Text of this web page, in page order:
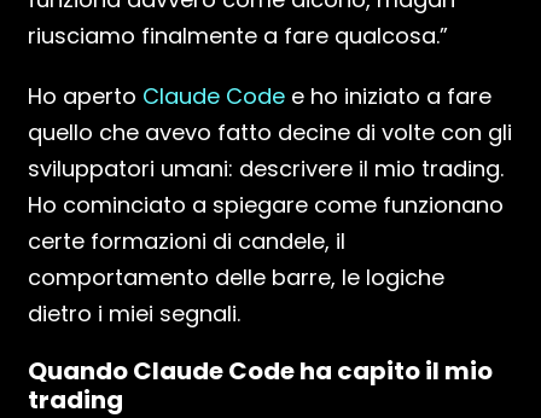
riusciamo finalmente a fare qualcosa.”
Ho aperto Claude Code e ho iniziato a fare
quello che avevo fatto decine di volte con gli
sviluppatori umani: descrivere il mio trading.
Ho cominciato a spiegare come funzionano
certe formazioni di candele, il
comportamento delle barre, le logiche
dietro i miei segnali.
Quando Claude Code ha capito il mio
trading